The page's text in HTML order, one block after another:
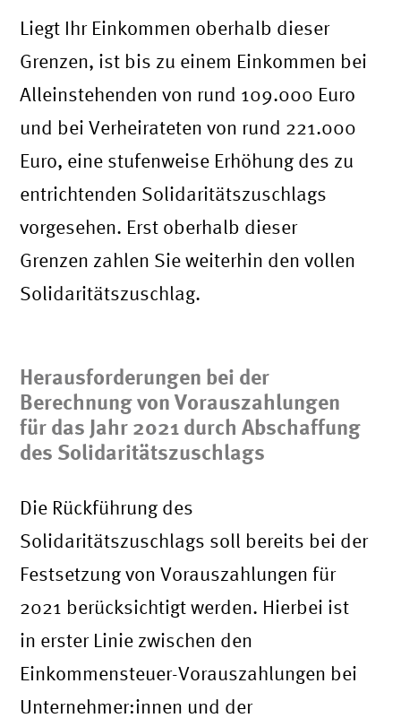
Liegt Ihr Einkommen oberhalb dieser
Grenzen, ist bis zu einem Einkommen bei
Alleinstehenden von rund 109.000 Euro
und bei Verheirateten von rund 221.000
Euro, eine stufenweise Erhöhung des zu
entrichtenden Solidaritätszuschlags
vorgesehen. Erst oberhalb dieser
Grenzen zahlen Sie weiterhin den vollen
Solidaritätszuschlag.
Herausforderungen bei der
Berechnung von Vorauszahlungen
für das Jahr 2021 durch Abschaffung
des Solidaritätszuschlags
Die Rückführung des
Solidaritätszuschlags soll bereits bei der
Festsetzung von Vorauszahlungen für
2021 berücksichtigt werden. Hierbei ist
in erster Linie zwischen den
Einkommensteuer-Vorauszahlungen bei
Unternehmer:innen und der